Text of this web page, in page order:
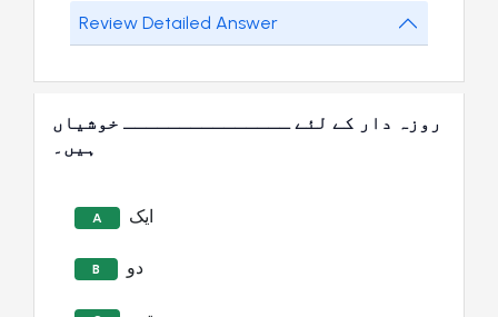
Review Detailed Answer
روزہ دار کے لئے ـــــــــــــــ خوشیاں
ہیں۔
A ایک
B دو